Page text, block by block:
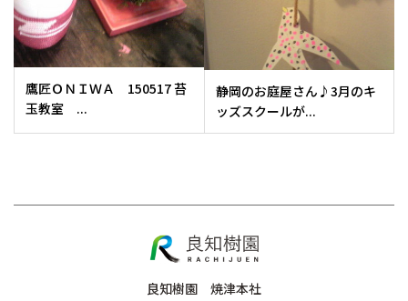
鷹匠ＯＮＩＷＡ 150517 苔
玉教室 ...
静岡のお庭屋さん♪3月のキ
ッズスクールが...
良知樹園 焼津本社